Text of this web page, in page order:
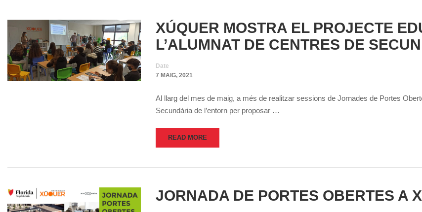
XÚQUER MOSTRA EL PROJECTE
L’ALUMNAT DE CENTRES DE
Date
7 MAIG, 2021
Al llarg del mes de maig, a més de realitzar sessions de Jornades de Portes
Secundària de l’entorn per proposar …
READ MORE
JORNADA DE PORTES OBERTES A